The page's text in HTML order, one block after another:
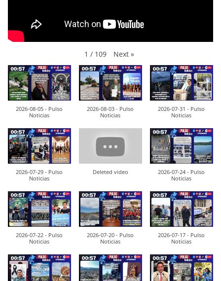
1 / 109 Next »
2026-08-05 - Pulso
Noticias
2026-08-03 - Pulso
Noticias
2026-07-31 - Pulso
Noticias
2026-07-29 - Pulso
Noticias
Deleted video
2026-07-24 - Pulso
Noticias
2026-07-22 - Pulso
Noticias
2026-07-20 - Pulso
Noticias
2026-07-17 - Pulso
Noticias